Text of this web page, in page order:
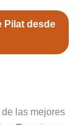
Pilat desde
las mejores